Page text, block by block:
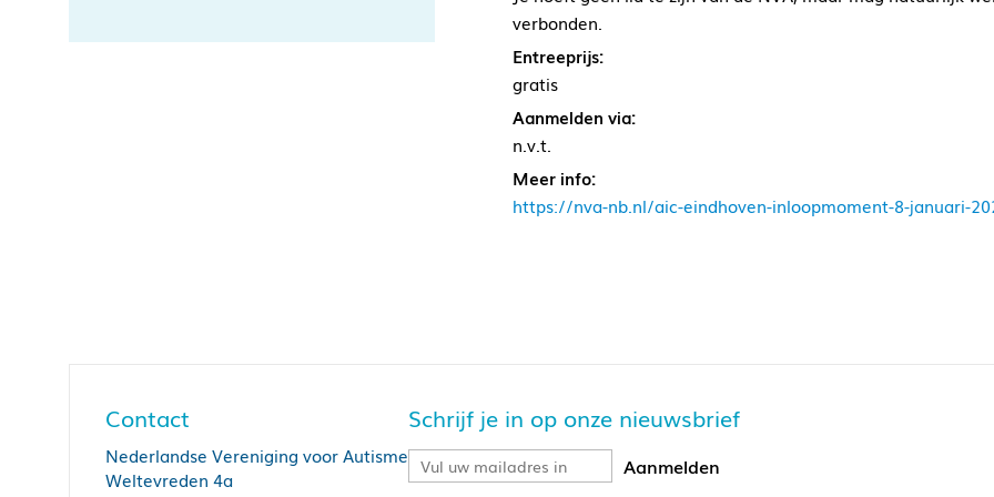
verbonden.
Entreeprijs:
gratis
Aanmelden via:
n.v.t.
Meer info:
https://nva-nb.nl/aic-eindhoven-inloopmoment-8-januari-
Contact
Nederlandse Vereniging voor Autisme
Weltevreden 4a
Schrijf je in op onze nieuwsbrief